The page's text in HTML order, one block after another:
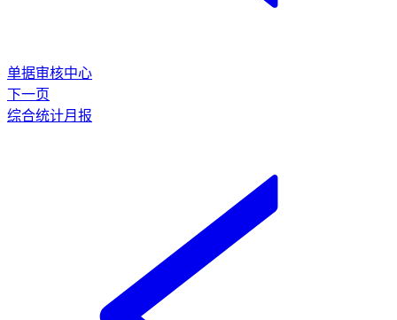
单据审核中心
下一页
综合统计月报